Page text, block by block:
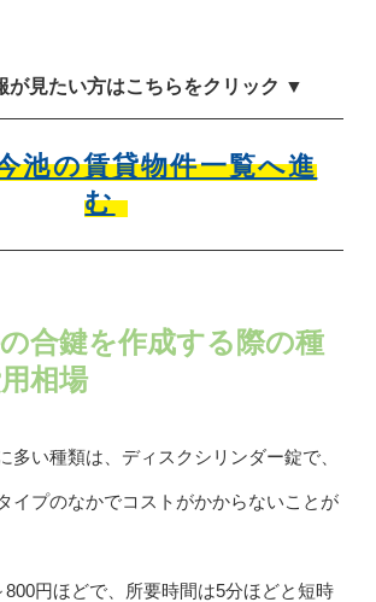
が見たい方はこちらをクリック ▼
池の賃貸物件一覧へ進
む
合鍵を作成する際の種
相場
多い種類は、ディスクシリンダー錠で、
イプのなかでコストがかからないことが
800円ほどで、所要時間は5分ほどと短時